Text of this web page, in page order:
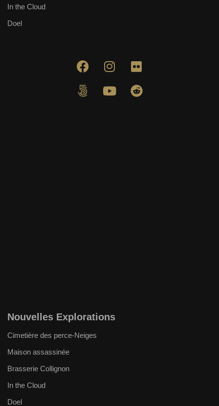
In the Cloud
Doel
Nouvelles Explorations
Cimetière des perce-Neiges
Maison assassinée
Brasserie Collignon
In the Cloud
Doel